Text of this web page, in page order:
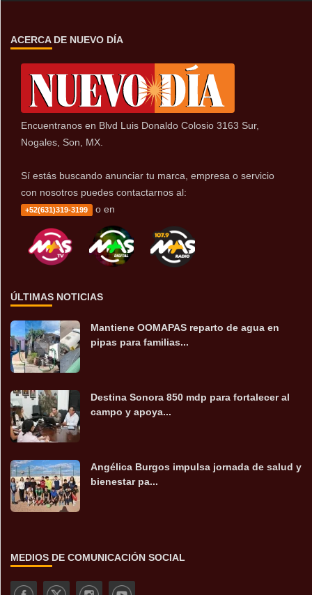
ACERCA DE NUEVO DÍA
Encuentranos en Blvd Luis Donaldo Colosio 3163 Sur,
Nogales, Son, MX.
Sí estás buscando anunciar tu marca, empresa o servicio
con nosotros puedes contactarnos al:
+52(631)319-3199 o en
ÚLTIMAS NOTICIAS
Mantiene OOMAPAS reparto de agua en
pipas para familias...
Destina Sonora 850 mdp para fortalecer al
campo y apoya...
Angélica Burgos impulsa jornada de salud y
bienestar pa...
MEDIOS DE COMUNICACIÓN SOCIAL